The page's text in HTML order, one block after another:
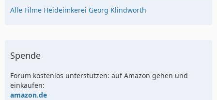
Alle Filme Heideimkerei Georg Klindworth
Spende
Forum kostenlos unterstützen: auf Amazon gehen und
einkaufen:
amazon.de